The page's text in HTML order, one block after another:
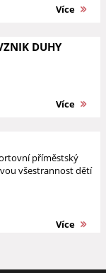
Více
DUHY
Více
příměstský
všestrannost dětí
Více